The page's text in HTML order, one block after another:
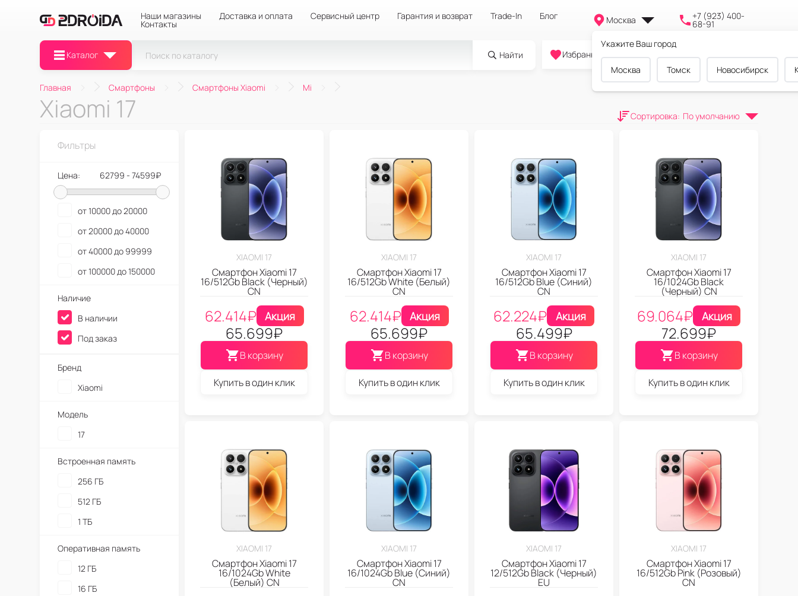
Наши магазины Доставка и оплата Сервисный центр Гарантия и возврат Trade-In Блог
Контакты Москва
Укажите Ваш город
Москва Томск Новосибирск
+7 (923) 400-
68-91
Каталог Найти
0
Избранное Cравнение Корзина
Главная Смартфоны Смартфоны Xiaomi Mi
Xiaomi 17 Сортировка: По умолчанию
XIAOMI 17
Смартфон Xiaomi 17
16/512Gb Black (Черный)
CN
62.414₽ Акция
65.699₽
В корзину
Купить в один клик
XIAOMI 17
Смартфон Xiaomi 17
16/512Gb White (Белый)
CN
62.414₽ Акция
65.699₽
В корзину
Купить в один клик
XIAOMI 17
Смартфон Xiaomi 17
16/512Gb Blue (Синий)
CN
62.224₽ Акция
65.499₽
В корзину
Купить в один клик
XIAOMI 17
Смартфон Xiaomi 17
16/1024Gb Black
(Черный) CN
69.064₽ Акция
72.699₽
В корзину
Купить в один клик
XIAOMI 17
Смартфон Xiaomi 17
16/1024Gb White
(Белый) CN
XIAOMI 17
Смартфон Xiaomi 17
16/1024Gb Blue (Синий)
CN
XIAOMI 17
Смартфон Xiaomi 17
12/512Gb Black (Черный)
EU
XIAOMI 17
Смартфон Xiaomi 17
16/512Gb Pink (Розовый)
CN
Фильтры
Цена: 62799 - 74599₽
от 10000 до 20000
от 20000 до 40000
от 40000 до 99999
от 100000 до 150000
Наличие
В наличии
Под заказ
Бренд
Xiaomi
Модель
17
Встроенная память
256 ГБ
512 ГБ
1 ТБ
Оперативная память
12 ГБ
16 ГБ